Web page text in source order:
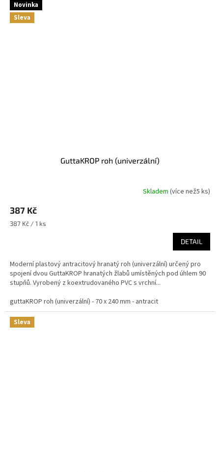
Novinka
Sleva
GuttaKROP roh (univerzální)
Skladem (více než5 ks)
387 Kč
Měrná
387 Kč / 1 ks
DETAIL
Moderní plastový antracitový hranatý roh (univerzální) určený pro
spojení dvou GuttaKROP hranatých žlabů umístěných pod úhlem 90
stupňů. Vyrobený z koextrudovaného PVC s vrchní...
guttaKROP roh (univerzální) - 70 x 240 mm - antracit
Sleva